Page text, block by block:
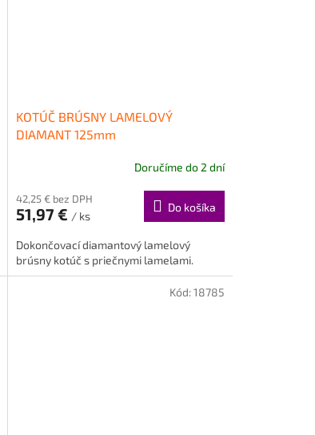
KOTÚČ BRÚSNY LAMELOVÝ
DIAMANT 125mm
Doručíme do 2 dní
42,25 € bez DPH
51,97 € / ks
Do košíka
Dokončovací diamantový lamelový
brúsny kotúč s priečnymi lamelami.
Kód:18785